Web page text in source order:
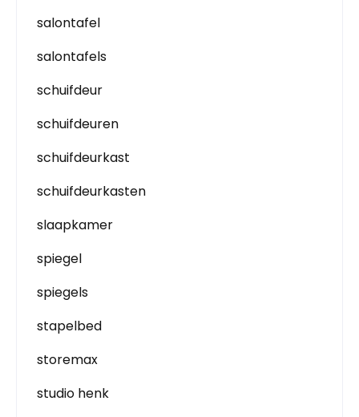
salontafel
salontafels
schuifdeur
schuifdeuren
schuifdeurkast
schuifdeurkasten
slaapkamer
spiegel
spiegels
stapelbed
storemax
studio henk